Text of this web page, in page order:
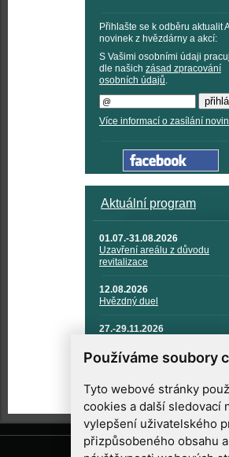
Používáme soubory
Tyto webové stránky
cookies a další sledovací
vylepšení uživatelského
přizpůsobeného obsahu
Přihlašte se k odběru aktualit
novinek z hvězdárny a akcí:
S Vašimi osobními údaji
dle našich zásad zpracování
osobních údajů.
Více informací o zasílání
Aktuální program
01.07.-31.08.2026
Uzavření areálu z důvodu
revitalizace
12.08.2026
Hvězdný duel
27.-29.11.2026
TECHNIKA A KOSMICKÉ
TECHNOLOGIE